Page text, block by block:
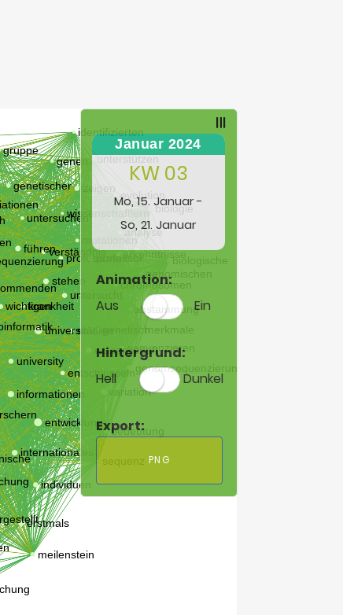
Januar 2024
KW 03
Mo, 15. Januar -
So, 21. Januar
Animation:
Aus
Ein
Hintergrund:
Hell
Dunkel
Export:
PNG